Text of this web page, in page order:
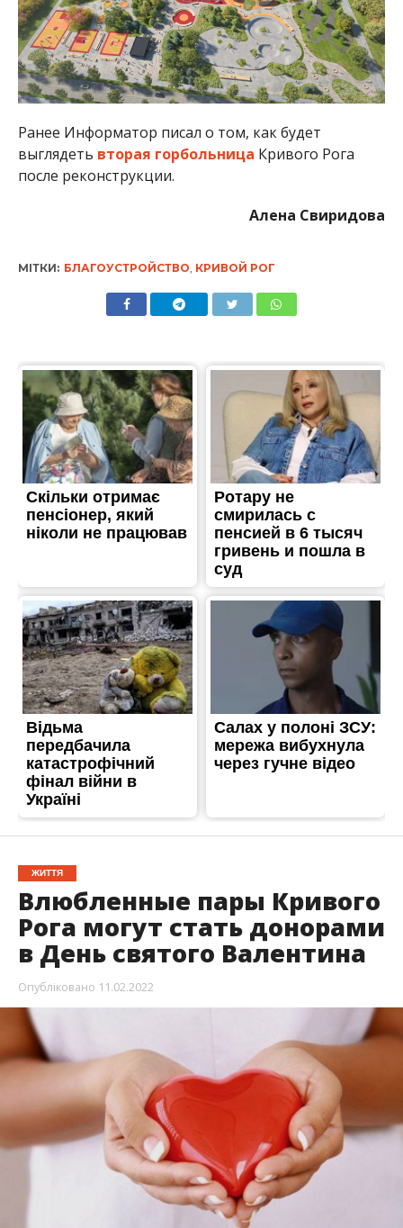
Ранее Информатор писал о том, как будет
выглядеть вторая горбольница Кривого Рога
после реконструкции.
Алена Свиридова
МІТКИ: БЛАГОУСТРОЙСТВО КРИВОЙ РОГ
ЖИТТЯ
Влюбленные пары Кривого
Рога могут стать донорами
в День святого Валентина
Опубліковано 11.02.2022